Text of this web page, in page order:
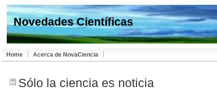
Novedades Científicas
Home Acerca de NovaCiencia
Sólo la ciencia es noticia